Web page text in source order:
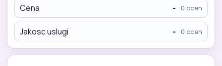
Cena - 0 ocen
Jakosc uslugi - 0 ocen